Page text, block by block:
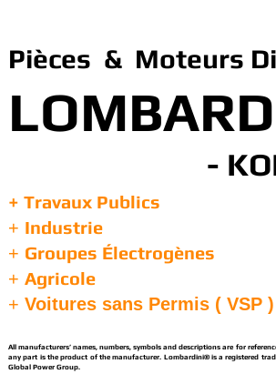
Pièces & Moteurs
-
+ Travaux Publics
+ Industrie
+ Groupes Électrogènes
+ Agricole
+ Voitures sans Permis ( VSP )
All manufacturers’ names, numbers, symbols and descriptions are for
any part is the product of the manufacturer. Lombardini® is a registered
Global Power Group.